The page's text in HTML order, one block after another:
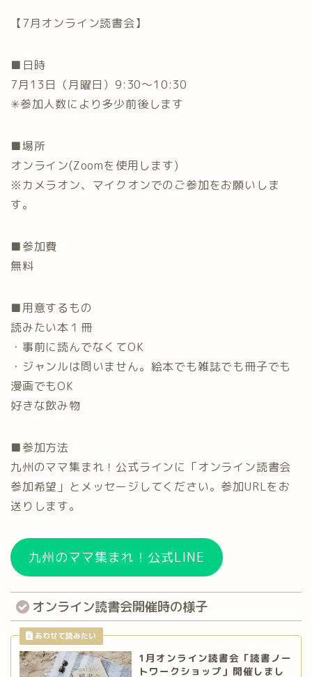
【7月オンライン読書会】
■日時
7月13日（月曜日）9:30〜10:30
✳参加人数により多少前後します
■場所
オンライン(Zoomを使用します)
※カメラオン、マイクオンでのご参加をお願いしま
す。
■参加費
無料
■用意するもの
読みたい本１冊
・事前に読んでなくてOK
・ジャンルは問いません。絵本でも雑誌でも冊子でも
漫画でもOK
好きな飲み物
■参加方法
九州のママ集まれ！公式ラインに「オンライン読書会
参加希望」とメッセージしてください。参加URLをお
送りします。
九州のママ集まれ！公式LINE
オンライン読書会開催時の様子
1月オンライン読書会「読書ノー
トワークショップ」開催しまし